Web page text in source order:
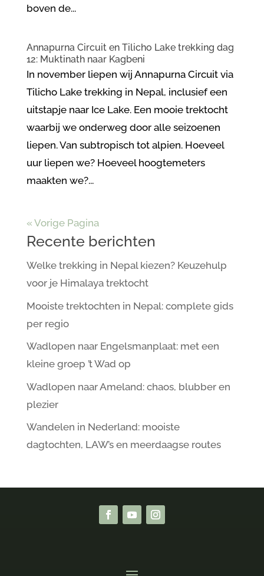
boven de...
Annapurna Circuit en Tilicho Lake trekking dag
12: Muktinath naar Kagbeni
In november liepen wij Annapurna Circuit via
Tilicho Lake trekking in Nepal, inclusief een
uitstapje naar Ice Lake. Een mooie trektocht
waarbij we onderweg door alle seizoenen
liepen. Van subtropisch tot alpien. Hoeveel
uur liepen we? Hoeveel hoogtemeters
maakten we?...
« Vorige Pagina
Recente berichten
Welke trekking in Nepal kiezen? Keuzehulp
voor je Himalaya trektocht
Mooiste trektochten in Nepal: complete gids
per regio
Wadlopen naar Engelsmanplaat: met een
kleine groep ’t Wad op
Wadlopen naar Ameland: chaos, blubber en
plezier
Wandelen in Nederland: mooiste
dagtochten, LAW’s en meerdaagse routes